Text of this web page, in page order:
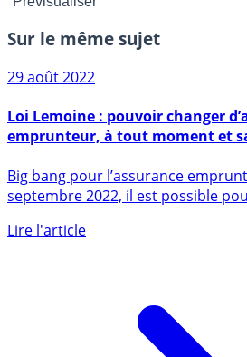
Sur le même sujet
29 août 2022
emprunteur, à tout moment et
ses comptes, 15.000€
Big bang pour l’assurance
septembre 2022, il est possible